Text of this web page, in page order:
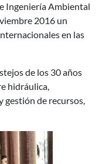
Ingeniería Ambiental
2016 un
en las
de los 30 años
hidráulica,
gestión de recursos,